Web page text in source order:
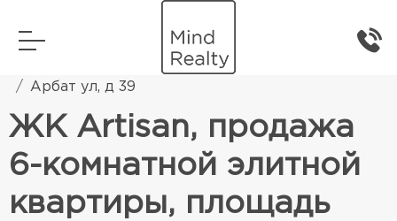
Элитная жилая недвижимость
Арбат ул, д 39
ЖК Artisan, продажа
6-комнатной элитной
квартиры, площадь